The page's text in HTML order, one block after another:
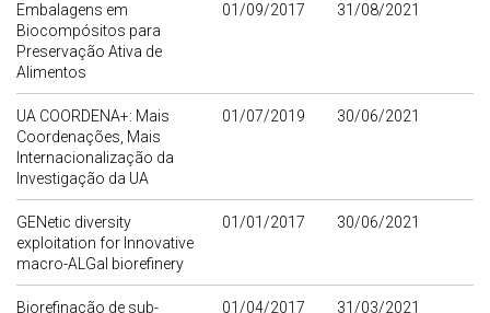
Embalagens em
Biocompósitos para
Preservação Ativa de
Alimentos
01/09/2017 31/08/2021
UA COORDENA+: Mais
Coordenações, Mais
Internacionalização da
Investigação da UA
01/07/2019 30/06/2021
GENetic diversity
exploitation for Innovative
macro-ALGal biorefinery
01/01/2017 30/06/2021
Biorefinação de sub-
01/04/2017 31/03/2021